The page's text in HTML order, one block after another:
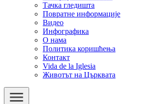
Тачка гледишта
Повратне информације
Видео
Инфографика
О нама
Политика коришћења
Контакт
Vida de la Iglesia
Животът на Църквата